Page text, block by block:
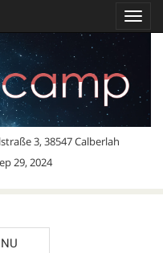
3, 38547 Calberlah
29, 2024